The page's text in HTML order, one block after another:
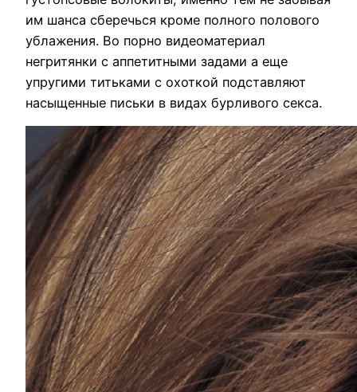
им шанса сберечься кроме полного полового
ублажения. Во порно видеоматериал
негритянки с аппетитными задами а еще
упругими титьками с охоткой подставляют
насыщенные письки в видах бурливого секса.